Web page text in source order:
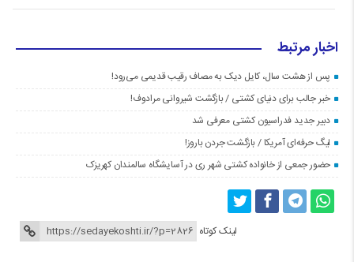
اخبار مرتبط
پس از هشت سال، کایل دیک به مصاف رقیب قدیمی می‌رود!
خبر جالب برای دنیای کشتی / بازگشت شیروانی مرادوف!
دبیر جدید فدراسیون کشتی معرفی شد
لیگ حرفه‌ای آمریکا / بازگشت جردن باروز!
حضور جمعی از خانواده کشتی شهر ری در آسایشگاه سالمندان کهریزک
لینک کوتاه